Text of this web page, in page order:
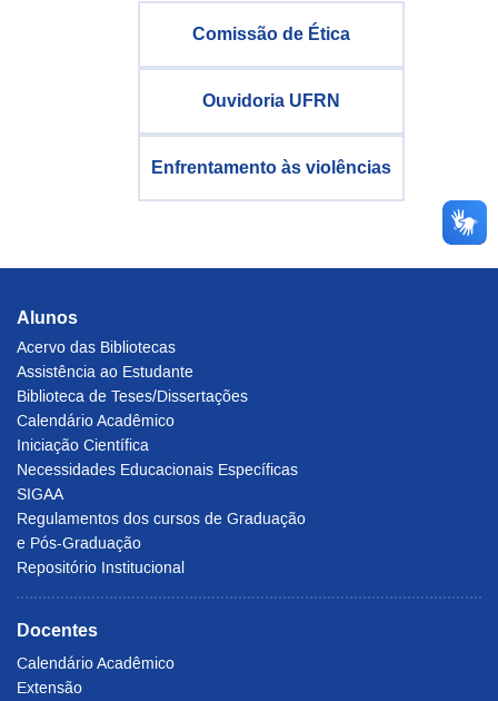
Comissão de Ética
Ouvidoria UFRN
Enfrentamento às violências
Alunos
Acervo das Bibliotecas
Assistência ao Estudante
Biblioteca de Teses/Dissertações
Calendário Acadêmico
Iniciação Científica
Necessidades Educacionais Específicas
SIGAA
Regulamentos dos cursos de Graduação
e Pós-Graduação
Repositório Institucional
Docentes
Calendário Acadêmico
Extensão